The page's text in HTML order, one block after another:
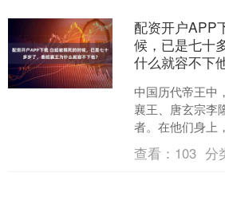
配资开户APP
候，已是七十
什么就容不下
中国历代帝王中
襄王、唐玄宗李
者。在他们身上
先是非常能忍，
心机、用奸臣来
查看： 103 分